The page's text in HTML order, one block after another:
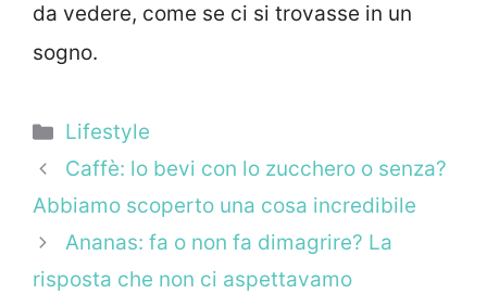
da vedere, come se ci si trovasse in un
sogno.
Categorie
Lifestyle
Caffè: lo bevi con lo zucchero o senza?
Abbiamo scoperto una cosa incredibile
Ananas: fa o non fa dimagrire? La
risposta che non ci aspettavamo